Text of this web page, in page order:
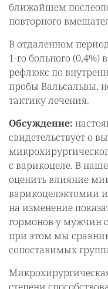
ближайшем
повторного
В отдаленном
1-го больного
рефлюкс по
пробы Вальсальвы,
тактику лечения.
Обсуждение:
свидетельствует о
с варикоцеле. В
оценить влияние
варикоцелэктомии
на изменение
гормонов у мужчин
при этом мы
сопоставимых